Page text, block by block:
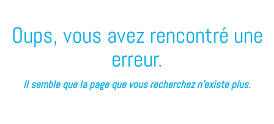
Oups, vous avez rencontré une
erreur.
Il semble que la page que vous recherchez n’existe plus.